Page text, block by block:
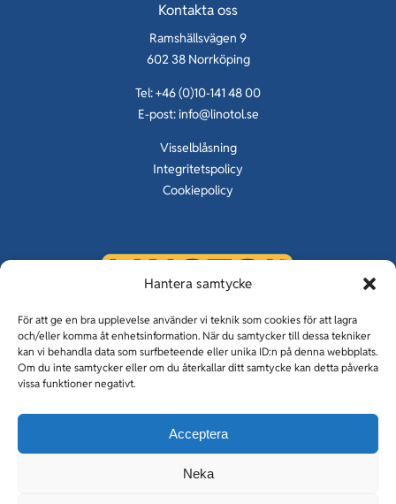
Hantera samtycke
För att ge en bra upplevelse använder vi teknik som cookies för att lagra
och/eller komma åt enhetsinformation. När du samtycker till dessa tekniker
kan vi behandla data som surfbeteende eller unika ID:n på denna webbplats.
Om du inte samtycker eller om du återkallar ditt samtycke kan detta påverka
vissa funktioner negativt.
Acceptera
Neka
Kontakta oss
Ramshällsvägen 9
602 38 Norrköping
Tel: +46 (0)10-141 48 00
E-post:info@linotol.se
Visselblåsning
Integritetspolicy
Cookiepolicy
KUNSKAP OM GOLV SEDAN 1929
Linotolgolv & Linotol Fogfria
Holmqvist entreprenad